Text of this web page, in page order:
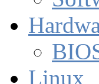
Linux